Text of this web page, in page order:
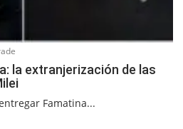
la extranjerización de las
Famatina...